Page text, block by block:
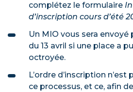
complétez le formulaire
d’inscription cours d’été
Un MIO vous sera
du 13 avril si une place a
octroyée.
L’ordre d’inscription
ce processus, et ce, afin